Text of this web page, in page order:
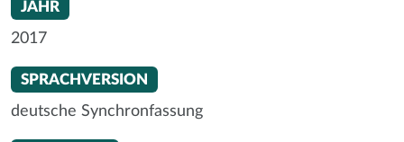
JAHR
2017
SPRACHVERSION
deutsche Synchronfassung